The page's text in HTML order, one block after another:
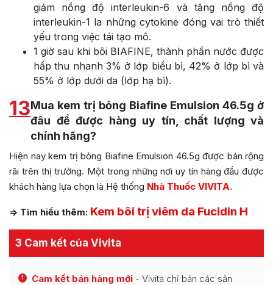
giảm nồng độ interleukin-6 và tăng nồng độ
interleukin-1 la những cytokine đóng vai trò thiết
yếu trong việc tái tạo mô.
1 giờ sau khi bôi BIAFINE, thành phần nước được
hấp thu nhanh 3% ở lớp biểu bì, 42% ở lớp bì và
55% ở lớp dưới da (lớp hạ bì).
13Mua kem trị bỏng Biafine Emulsion 46.5g ở
đâu để được hàng uy tín, chất lượng và
chính hãng?
Hiện nay kem trị bỏng Biafine Emulsion 46.5g được bán rộng
rãi trên thị trường. Một trong những nơi uy tín hàng đầu được
khách hàng lựa chọn là Hệ thống Nhà Thuốc VIVITA.
=> Tìm hiểu thêm: Kem bôi trị viêm da Fucidin H
3 Cam kết của Vivita
1 Cam kết bán hàng mới - Vivita chỉ bán các sản